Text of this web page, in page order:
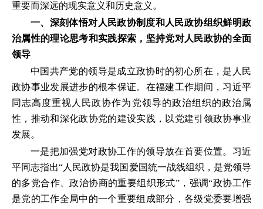
重要而深远的现实意义和历史意义。
一、深刻体悟对人民政协制度和人民政协组织鲜明政
治属性的理论思考和实践探索，坚持党对人民政协的全面
领导
中国共产党的领导是成立政协时的初心所在，是人民
政协事业发展进步的根本保证。在福建工作期间，习近平
同志高度重视人民政协作为党领导的政治组织的政治属
性，推动和深化政协党的建设实践，以党建引领政协事业
发展。
一是把加强党对政协工作的领导放在首要位置。习近
平同志指出“人民政协是我国爱国统一战线组织，是党领导
的多党合作、政治协商的重要组织形式”，强调“政协工作
是党的工作全局中的一个重要组成部分，各级党委要增强